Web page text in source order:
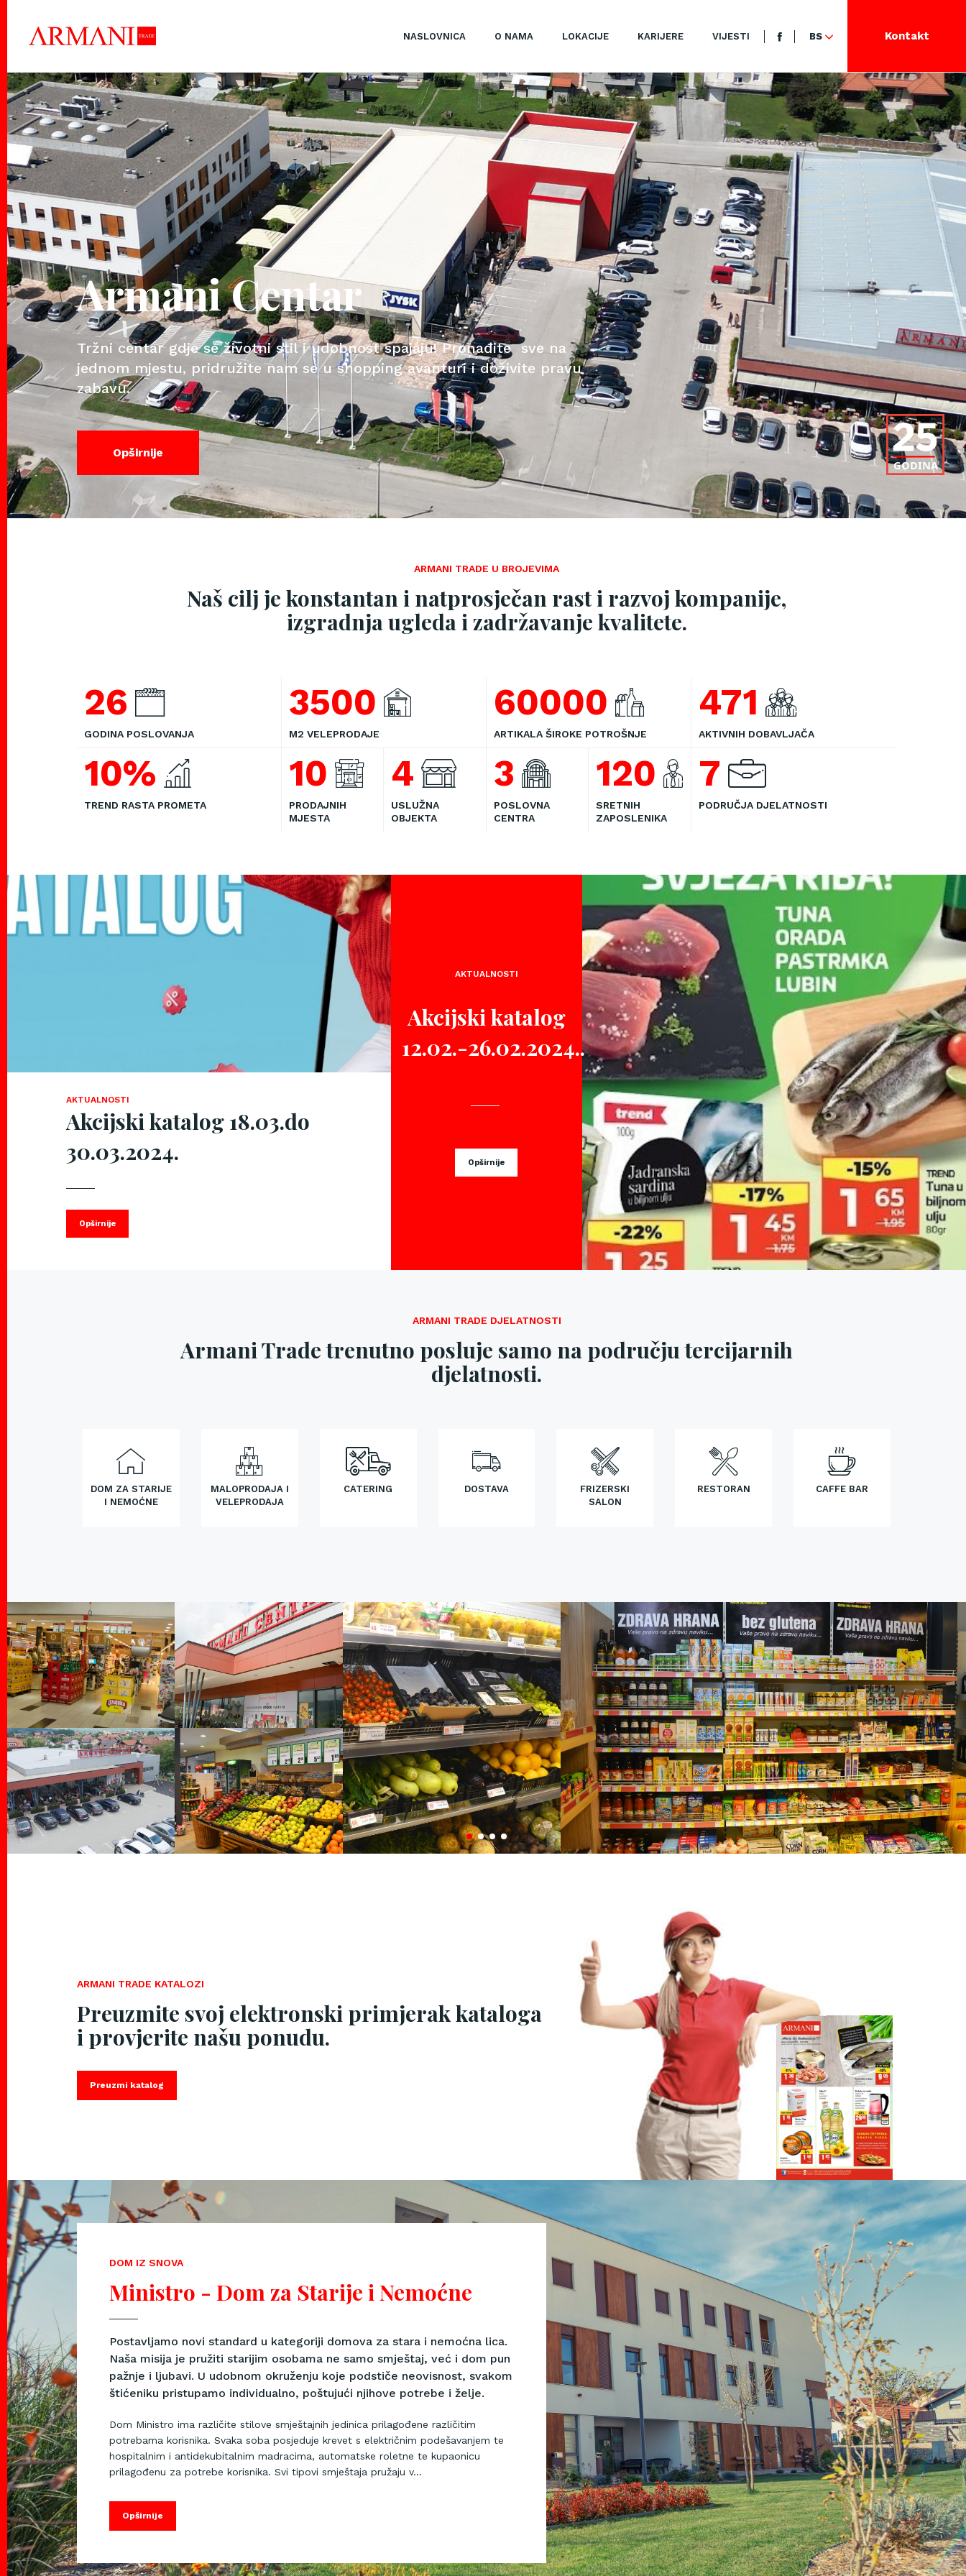
NASLOVNICA O NAMA LOKACIJE KARIJERE VIJESTI BS Kontakt
Armani Centar
Tržni centar gdje se životni stil i udobnost spajaju! Pronađite sve na
jednom mjestu, pridružite nam se u shopping avanturi i doživite pravu
zabavu.
Opširnije
ARMANI TRADE U BROJEVIMA
Naš cilj je konstantan i natprosječan rast i razvoj kompanije,
izgradnja ugleda i zadržavanje kvalitete.
26
GODINA POSLOVANJA
3500
M2 VELEPRODAJE
60000
ARTIKALA ŠIROKE POTROŠNJE
471
AKTIVNIH DOBAVLJAČA
10%
TREND RASTA PROMETA
10
PRODAJNIH
MJESTA
4
USLUŽNA
OBJEKTA
3
POSLOVNA
CENTRA
120
SRETNIH
ZAPOSLENIKA
7
PODRUČJA DJELATNOSTI
AKTUALNOSTI
Akcijski katalog 18.03.do
30.03.2024.
Opširnije
AKTUALNOSTI
Akcijski katalog
12.02.-26.02.2024..
Opširnije
ARMANI TRADE DJELATNOSTI
Armani Trade trenutno posluje samo na području tercijarnih
djelatnosti.
DOM ZA STARIJE
I NEMOĆNE
MALOPRODAJA I
VELEPRODAJA
CATERING DOSTAVA
FRIZERSKI
SALON
RESTORAN CAFFE BAR
ARMANI TRADE KATALOZI
Preuzmite svoj elektronski primjerak kataloga
i provjerite našu ponudu.
Preuzmi katalog
DOM IZ SNOVA
Ministro - Dom za Starije i Nemoćne
Postavljamo novi standard u kategoriji domova za stara i nemoćna lica.
Naša misija je pružiti starijim osobama ne samo smještaj, već i dom pun
pažnje i ljubavi. U udobnom okruženju koje podstiče neovisnost, svakom
štićeniku pristupamo individualno, poštujući njihove potrebe i želje.
Dom Ministro ima različite stilove smještajnih jedinica prilagođene različitim
potrebama korisnika. Svaka soba posjeduje krevet s električnim podešavanjem te
hospitalnim i antidekubitalnim madracima, automatske roletne te kupaonicu
prilagođenu za potrebe korisnika. Svi tipovi smještaja pružaju v...
Opširnije